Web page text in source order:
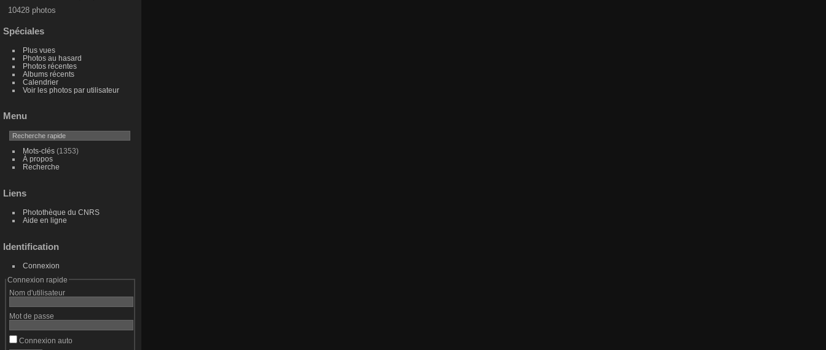
10428 photos
Spéciales
Plus vues
Photos au hasard
Photos récentes
Albums récents
Calendrier
Voir les photos par utilisateur
Menu
Mots-clés(1353)
À propos
Recherche
Liens
Photothèque du CNRS
Aide en ligne
Identification
Connexion
Connexion rapide
Nom d'utilisateur
Mot de passe
Connexion auto